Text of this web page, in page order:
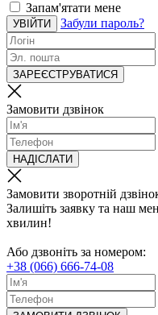
Запам'ятати мене
УВІЙТИ Забули пароль?
ЗАРЕЄСТРУВАТИСЯ
Замовити дзвінок
НАДІСЛАТИ
Замовити зворотній
Залишіть заявку та наш
хвилин!
Або дзвоніть за номером:
+38 (066) 666-74-08